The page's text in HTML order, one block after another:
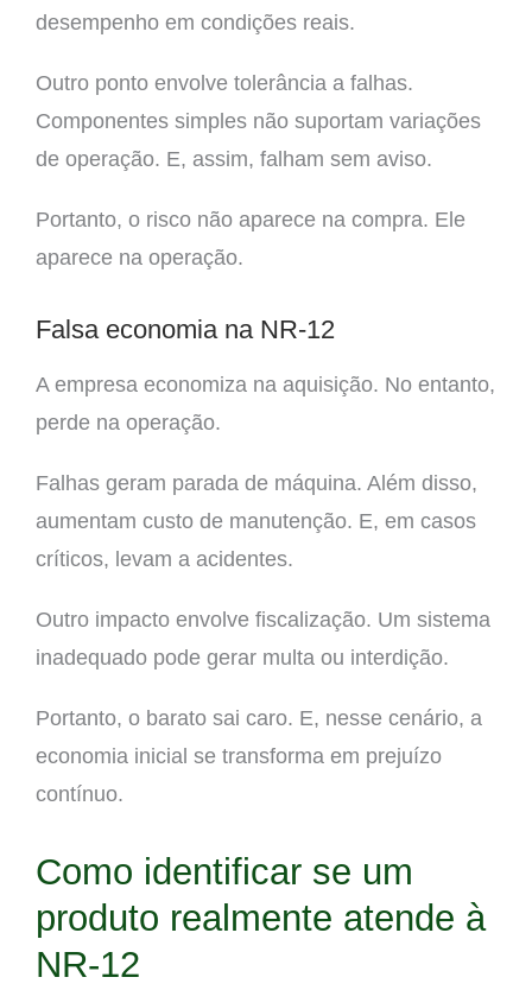
desempenho em condições reais.
Outro ponto envolve tolerância a falhas.
Componentes simples não suportam variações
de operação. E, assim, falham sem aviso.
Portanto, o risco não aparece na compra. Ele
aparece na operação.
Falsa economia na NR-12
A empresa economiza na aquisição. No entanto,
perde na operação.
Falhas geram parada de máquina. Além disso,
aumentam custo de manutenção. E, em casos
críticos, levam a acidentes.
Outro impacto envolve fiscalização. Um sistema
inadequado pode gerar multa ou interdição.
Portanto, o barato sai caro. E, nesse cenário, a
economia inicial se transforma em prejuízo
contínuo.
Como identificar se um
produto realmente atende à
NR-12